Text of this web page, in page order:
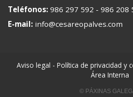
Teléfonos: 986 297 592 - 986 208
E-mail: info@cesareopalves.com
Aviso legal - Política de privacidad y
Área Interna
© PÁXINAS